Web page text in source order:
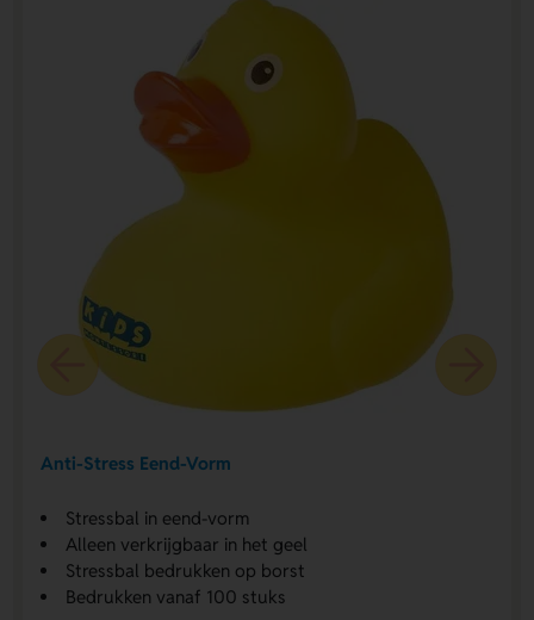
Anti-Stress Eend-Vorm
Stressbal in eend-vorm
Alleen verkrijgbaar in het geel
Stressbal bedrukken op borst
Bedrukken vanaf 100 stuks